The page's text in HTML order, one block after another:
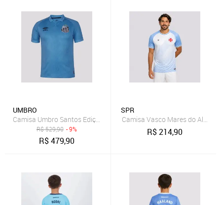
UMBRO
Camisa Umbro Santos Edição Especial 2025 Jogador Azul
R$529,90 - 9%
R$479,90
SPR
Camisa Vasco Mares do
R$214,90